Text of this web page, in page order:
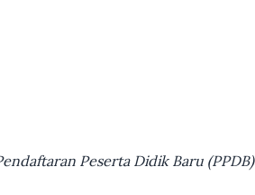
Peserta Didik Baru (PPDB)